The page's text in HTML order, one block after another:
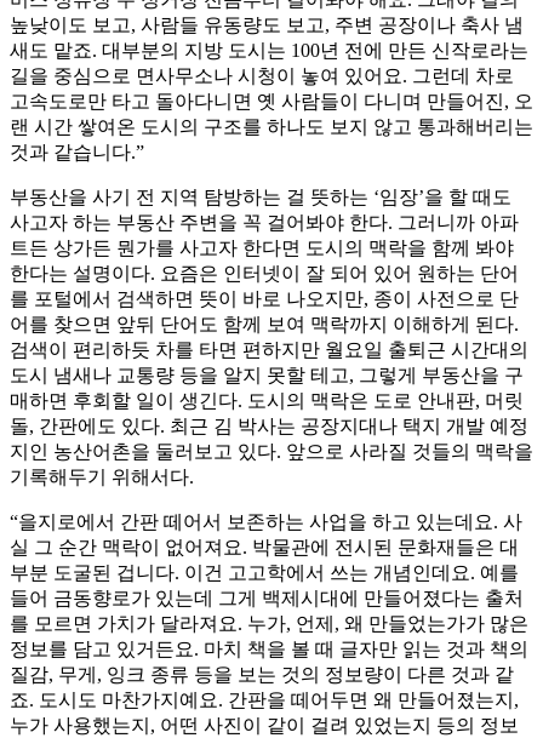
높낮이도 보고, 사람들 유동량도 보고, 주변 공장이나 축사 냄
새도 맡죠. 대부분의 지방 도시는 100년 전에 만든 신작로라는
길을 중심으로 면사무소나 시청이 놓여 있어요. 그런데 차로
고속도로만 타고 돌아다니면 옛 사람들이 다니며 만들어진, 오
랜 시간 쌓여온 도시의 구조를 하나도 보지 않고 통과해버리는
것과 같습니다.”
부동산을 사기 전 지역 탐방하는 걸 뜻하는 ‘임장’을 할 때도
사고자 하는 부동산 주변을 꼭 걸어봐야 한다. 그러니까 아파
트든 상가든 뭔가를 사고자 한다면 도시의 맥락을 함께 봐야
한다는 설명이다. 요즘은 인터넷이 잘 되어 있어 원하는 단어
를 포털에서 검색하면 뜻이 바로 나오지만, 종이 사전으로 단
어를 찾으면 앞뒤 단어도 함께 보여 맥락까지 이해하게 된다.
검색이 편리하듯 차를 타면 편하지만 월요일 출퇴근 시간대의
도시 냄새나 교통량 등을 알지 못할 테고, 그렇게 부동산을 구
매하면 후회할 일이 생긴다. 도시의 맥락은 도로 안내판, 머릿
돌, 간판에도 있다. 최근 김 박사는 공장지대나 택지 개발 예정
지인 농산어촌을 둘러보고 있다. 앞으로 사라질 것들의 맥락을
기록해두기 위해서다.
“을지로에서 간판 떼어서 보존하는 사업을 하고 있는데요. 사
실 그 순간 맥락이 없어져요. 박물관에 전시된 문화재들은 대
부분 도굴된 겁니다. 이건 고고학에서 쓰는 개념인데요. 예를
들어 금동향로가 있는데 그게 백제시대에 만들어졌다는 출처
를 모르면 가치가 달라져요. 누가, 언제, 왜 만들었는가가 많은
정보를 담고 있거든요. 마치 책을 볼 때 글자만 읽는 것과 책의
질감, 무게, 잉크 종류 등을 보는 것의 정보량이 다른 것과 같
죠. 도시도 마찬가지예요. 간판을 떼어두면 왜 만들어졌는지,
누가 사용했는지, 어떤 사진이 같이 걸려 있었는지 등의 정보